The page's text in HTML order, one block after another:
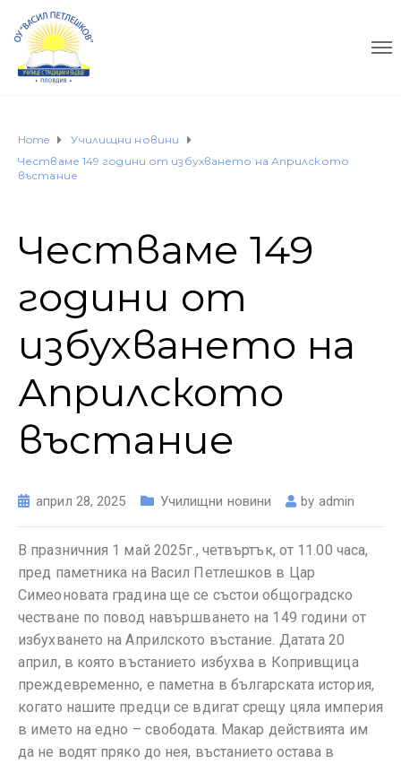
Home
Училищни новини
Честваме 149 години от избухването на Априлското
въстание
Честваме 149
години от
избухването на
Априлското
въстание
април 28, 2025 Училищни новини by admin
В празничния 1 май 2025г., четвъртък, от 11.00 часа,
пред паметника на Васил Петлешков в Цар
Симеоновата градина ще се състои общоградско
честване по повод навършването на 149 години от
избухването на Априлското въстание. Датата 20
април, в която въстанието избухва в Копривщица
преждевременно, е паметна в българската история,
когато нашите предци се вдигат срещу цяла империя
в името на едно – свободата. Макар действията им
да не водят пряко до нея, въстанието остава в